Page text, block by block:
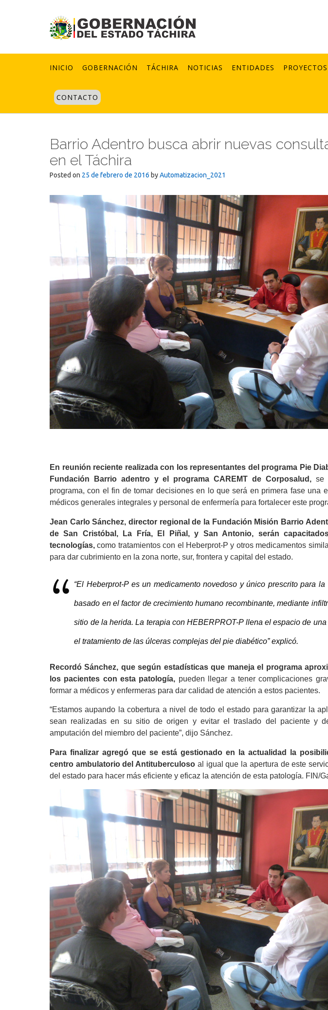
INICIO GOBERNACIÓN TÁCHIRA NOTICIAS ENTIDADES PROYECTOS
CONTACTO
Barrio Adentro busca abrir nuevas
en el Táchira
Posted on 25 de febrero de 2016 byAutomatizacion_2021
En reunión reciente realizada con los representantes del programa Pie
Fundación Barrio adentro y el programa CAREMT de Corposalud,se
programa, con el fin de tomar decisiones en lo que será en primera fase una
médicos generales integrales y personal de enfermería para fortalecer este
Jean Carlo Sánchez, director regional de la Fundación Misión Barrio
de San Cristóbal, La Fría, El Piñal, y San Antonio, serán
tecnologías, como tratamientos con el Heberprot-P y otros medicamentos
para dar cubrimiento en la zona norte, sur, frontera y capital del estado.
“El Heberprot-P es un medicamento novedoso y único prescrito para
basado en el factor de crecimiento humano recombinante, mediante
sitio de la herida. La terapia con HEBERPROT-P llena el espacio de
el tratamiento de las úlceras complejas del pie diabético” explicó.
Recordó Sánchez, que según estadísticas que maneja el programa
los pacientes con esta patología, pueden llegar a tener complicaciones
formar a médicos y enfermeras para dar calidad de atención a estos pacientes.
“Estamos aupando la cobertura a nivel de todo el estado para garantizar la
sean realizadas en su sitio de origen y evitar el traslado del paciente y
amputación del miembro del paciente”, dijo Sánchez.
Para finalizar agregó que se está gestionado en la actualidad la
centro ambulatorio del Antituberculoso al igual que la apertura de este
del estado para hacer más eficiente y eficaz la atención de esta patología. FIN/